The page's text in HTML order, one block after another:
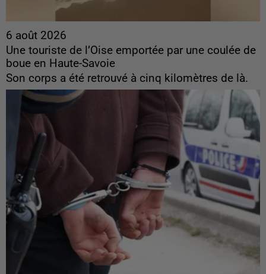
6 août 2026
Une touriste de l’Oise emportée par une coulée de
boue en Haute-Savoie
Son corps a été retrouvé à cinq kilomètres de là.